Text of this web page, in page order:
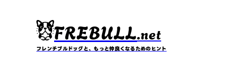
FREBULL.net
フレンチブルドッグと、もっと仲良くなるためのヒント